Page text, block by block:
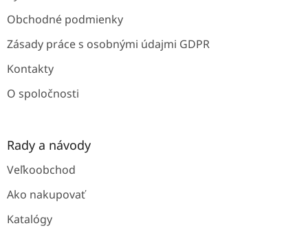
Obchodné podmienky
Zásady práce s osobnými údajmi GDPR
Kontakty
O spoločnosti
Rady a návody
Veľkoobchod
Ako nakupovať
Katalógy